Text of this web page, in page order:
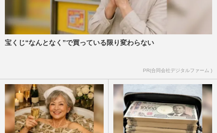
蒼井優主演・TBSドラマ『Tシャツが乾く
まで』が激バズリ中「“考察ドラマ”とは一
線を画している」散りばめ…
週刊女性2026年8月18日・25日号 2026/8/7
宝くじ“なんとなく”で買っている限り変わらない
PR(合同会社デジタルファーム )